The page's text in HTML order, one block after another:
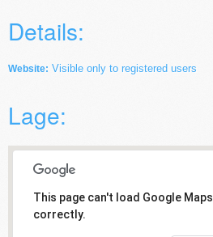
Details:
Website: Visible only to registered users
Lage:
This page can't load Google Maps
correctly.